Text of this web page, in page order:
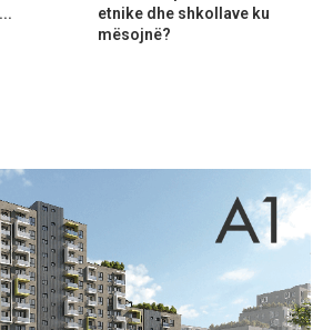
etnike dhe shkollave ku
mësojnë?